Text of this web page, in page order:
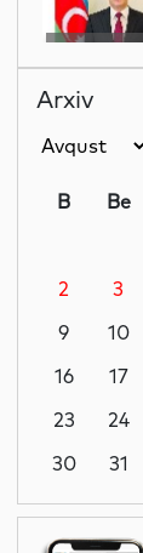
Siyasət
Siyasət
MEDİA
Siyasət
Arxiv
B Be
2
3
9
10
16
17
23
24
30
31